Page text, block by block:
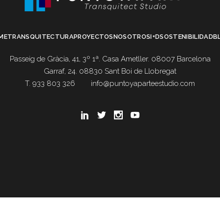
TRANSQUITECTURAPROYECTOSNOSOTROSI+DSOSTENIBILIDAD
Passeig de Gràcia, 41, 3º 1ª. Casa Ametller. 08007 Barcelona
Garraf, 24. 08830 Sant Boi de Llobregat
T. 933 803 326
info@puntoyaparteestudio.com